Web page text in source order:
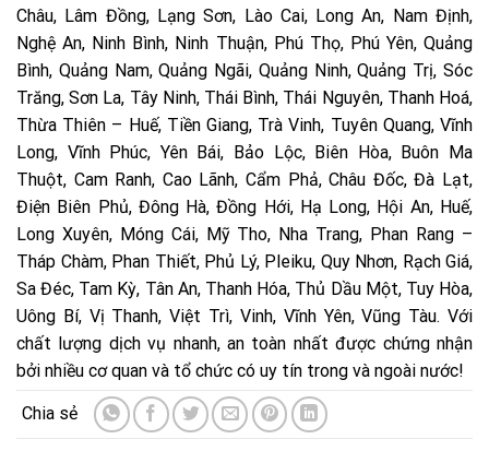
Châu, Lâm Đồng, Lạng Sơn, Lào Cai, Long An, Nam Định,
Nghệ An, Ninh Bình, Ninh Thuận, Phú Thọ, Phú Yên, Quảng
Bình, Quảng Nam, Quảng Ngãi, Quảng Ninh, Quảng Trị, Sóc
Trăng, Sơn La, Tây Ninh, Thái Bình, Thái Nguyên, Thanh Hoá,
Thừa Thiên – Huế, Tiền Giang, Trà Vinh, Tuyên Quang, Vĩnh
Long, Vĩnh Phúc, Yên Bái, Bảo Lộc, Biên Hòa, Buôn Ma
Thuột, Cam Ranh, Cao Lãnh, Cẩm Phả, Châu Đốc, Đà Lạt,
Điện Biên Phủ, Đông Hà, Đồng Hới, Hạ Long, Hội An, Huế,
Long Xuyên, Móng Cái, Mỹ Tho, Nha Trang, Phan Rang –
Tháp Chàm, Phan Thiết, Phủ Lý, Pleiku, Quy Nhơn, Rạch Giá,
Sa Đéc, Tam Kỳ, Tân An, Thanh Hóa, Thủ Dầu Một, Tuy Hòa,
Uông Bí, Vị Thanh, Việt Trì, Vinh, Vĩnh Yên, Vũng Tàu. Với
chất lượng dịch vụ nhanh, an toàn nhất được chứng nhận
bởi nhiều cơ quan và tổ chức có uy tín trong và ngoài nước!